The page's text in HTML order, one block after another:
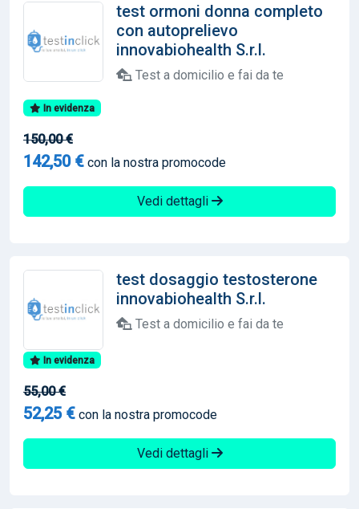
test ormoni donna completo
con autoprelievo
innovabiohealth S.r.l.
Test a domicilio e fai da te
In evidenza
150,00 €
142,50 € con la nostra promocode
Vedi dettagli
test dosaggio testosterone
innovabiohealth S.r.l.
Test a domicilio e fai da te
In evidenza
55,00 €
52,25 € con la nostra promocode
Vedi dettagli